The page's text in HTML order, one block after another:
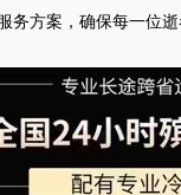
务方案，确保每一位逝